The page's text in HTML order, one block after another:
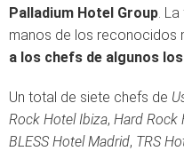
Palladium Hotel Group.
manos de los reconocidos
a los chefs de algunos
Un total de siete chefs de
Rock Hotel Ibiza, Hard Rock
BLESS Hotel Madrid, TRS